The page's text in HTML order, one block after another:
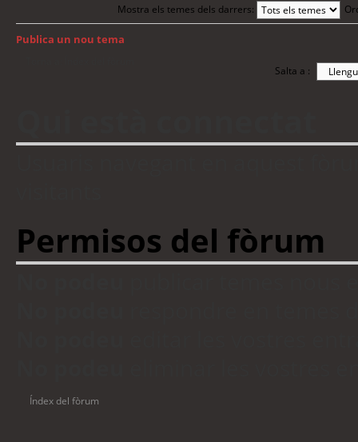
Mostra els temes dels darrers:
Publica un nou tema
Salta a :
Permisos del fòrum
Índex del fòrum